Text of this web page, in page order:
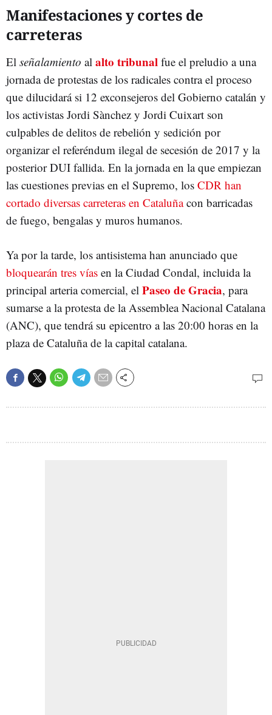
Manifestaciones y cortes de
carreteras
El señalamiento al alto tribunal fue el preludio a una
jornada de protestas de los radicales contra el proceso
que dilucidará si 12 exconsejeros del Gobierno catalán y
los activistas Jordi Sànchez y Jordi Cuixart son
culpables de delitos de rebelión y sedición por
organizar el referéndum ilegal de secesión de 2017 y la
posterior DUI fallida. En la jornada en la que empiezan
las cuestiones previas en el Supremo, los CDR han
cortado diversas carreteras en Cataluñacon barricadas
de fuego, bengalas y muros humanos.
Ya por la tarde, los antisistema han anunciado que
bloquearán tres vías en la Ciudad Condal, incluida la
principal arteria comercial, el Paseo de Gracia, para
sumarse a la protesta de la Assemblea Nacional Catalana
(ANC), que tendrá su epicentro a las 20:00 horas en la
plaza de Cataluña de la capital catalana.